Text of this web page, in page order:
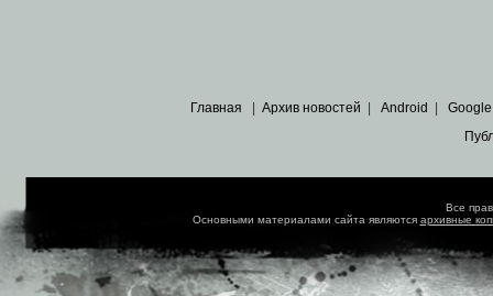
Главная Архив новостей Android Google
Все
Основными материалами сайта являются архивные